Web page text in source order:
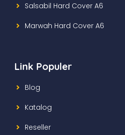
Salsabil Hard Cover A6
Marwah Hard Cover A6
Link Populer
Blog
Katalog
Reseller